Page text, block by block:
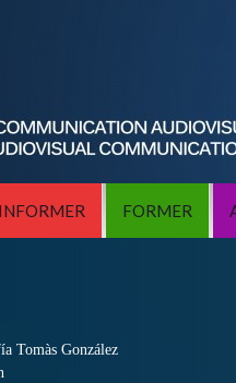
INFORMER FORMER
Tomàs González